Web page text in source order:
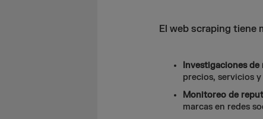
El web scraping tiene
Investigaciones de
precios, servicios
Monitoreo de
marcas en redes